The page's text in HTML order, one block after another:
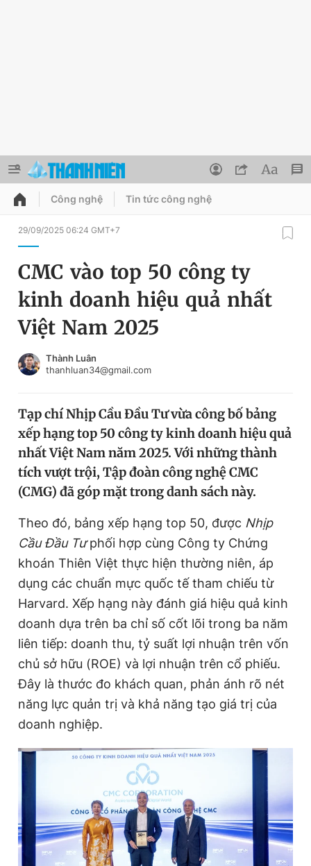
QUẢNG CÁO ĐẶT BÁO
Chuyên mục
Chuyên mục khác
Chào ngày mới
Video Magazine
Sản phẩm khác
Tiện ích Bạn cần biết
Thông tin tòa soạn Liên hệ quảng cáo
Đọc Thanh Niên trên điện thoại
Theo dõi báo trên
0906 645 777
Liên hệ quảng cáo
0908 780 404
Đặt báo Quảng cáo RSS Tòa soạn Chính sách bảo
Đổi mật khẩu
Tin đã lưu
Tin đã xem
Công nghệ Tin tức công nghệ
29/09/2025 06:24 GMT+7
CMC vào top 50 công ty
kinh doanh hiệu quả nhất
Việt Nam 2025
Thành Luân
thanhluan34@gmail.com
Tạp chí Nhịp Cầu Đầu Tư vừa công bố bảng
xếp hạng top 50 công ty kinh doanh hiệu quả
nhất Việt Nam năm 2025. Với những thành
tích vượt trội, Tập đoàn công nghệ CMC
(CMG) đã góp mặt trong danh sách này.
Theo đó, bảng xếp hạng top 50, được Nhịp
Cầu Đầu Tưphối hợp cùng Công ty Chứng
khoán Thiên Việt thực hiện thường niên, áp
dụng các chuẩn mực quốc tế tham chiếu từ
Harvard. Xếp hạng này đánh giá hiệu quả kinh
doanh dựa trên ba chỉ số cốt lõi trong ba năm
liên tiếp: doanh thu, tỷ suất lợi nhuận trên vốn
chủ sở hữu (ROE) và lợi nhuận trên cổ phiếu.
Đây là thước đo khách quan, phản ánh rõ nét
năng lực quản trị và khả năng tạo giá trị của
doanh nghiệp.